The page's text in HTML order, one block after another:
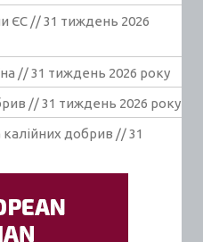
ЄС // 31 тиждень 2026
// 31 тиждень 2026 року
// 31 тиждень 2026 року
добрив // 31